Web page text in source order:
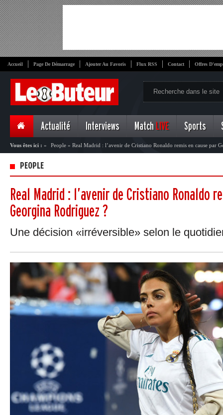
Accueil Page De Démarrage Ajouter Au Favoris Flux RSS Contact Offres
Actualité Interviews Match LIVE Sports
Vous êtes ici : » People » Real Madrid : l’avenir de Cristiano Ronaldo remis en cause par
PEOPLE
Real Madrid : l’avenir de Cristiano Ronaldo
Georgina Rodriguez ?
Une décision «irréversible» selon le